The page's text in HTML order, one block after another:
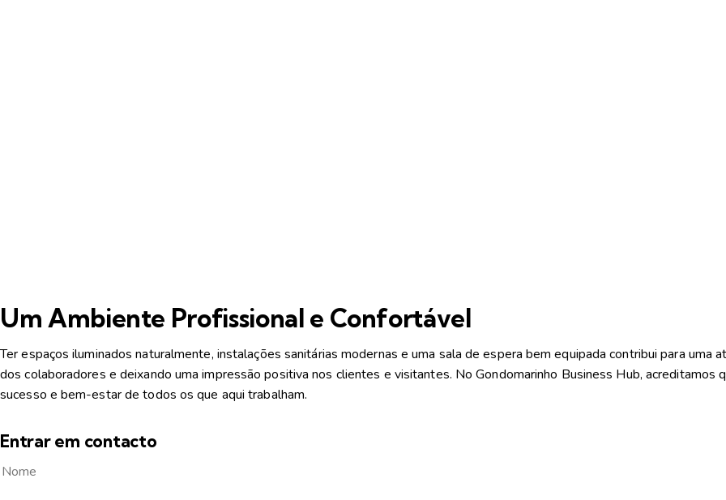
Um Ambiente Profissional e Confortável
Ter espaços iluminados naturalmente, instalações sanitárias modernas e uma sala de espera bem equipada contribui para uma
dos colaboradores e deixando umaimpressão positiva nos clientes e visitantes. No Gondomarinho Business Hub, acreditamos
sucesso e bem-estar de todos os que aqui trabalham.
Entrar em contacto